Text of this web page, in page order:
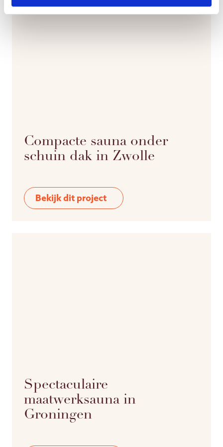
Compacte sauna onder
schuin dak in Zwolle
Bekijk dit project
Spectaculaire
maatwerksauna in
Groningen